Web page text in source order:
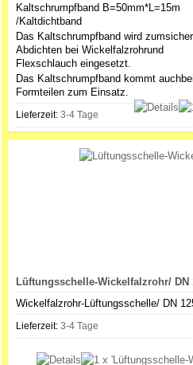
Kaltschrumpfband B=50mm*L=15m
/Kaltdichtband
Das Kaltschrumpfband wird
Abdichten bei Wickelfalzrohrund
Flexschlauch eingesetzt.
Das Kaltschrumpfband kommt auchbei
Formteilen zum Einsatz.
Lieferzeit: 3-4 Tage
Lüftungsschelle-Wickelfalzrohr/ DN
Wickelfalzrohr-Lüftungsschelle/ DN
Lieferzeit: 3-4 Tage